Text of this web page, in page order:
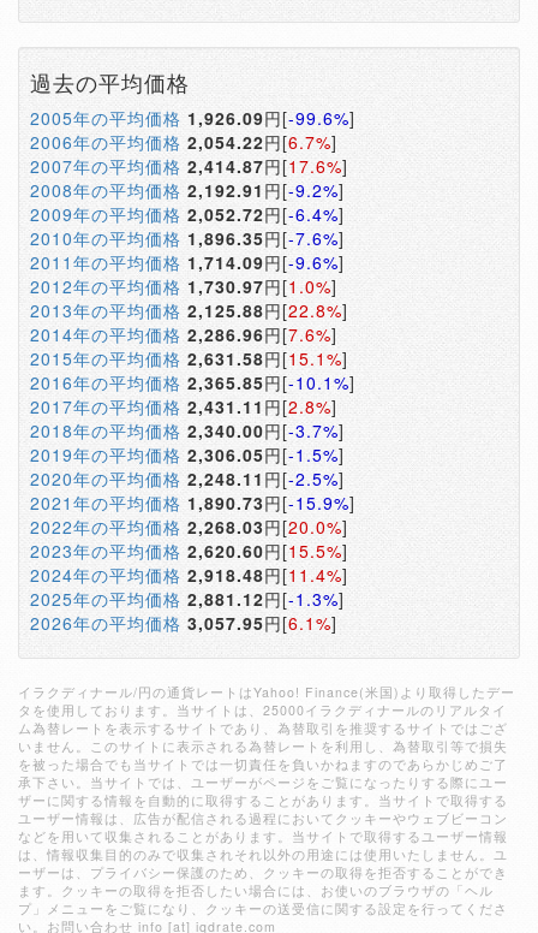
過去の平均価格
2005年の平均価格 1,926.09円[-99.6%]
2006年の平均価格 2,054.22円[6.7%]
2007年の平均価格 2,414.87円[17.6%]
2008年の平均価格 2,192.91 円[-9.2%]
2009年の平均価格 2,052.72円[-6.4%]
2010年の平均価格 1,896.35円[-7.6%]
2011年の平均価格 1,714.09円[-9.6%]
2012年の平均価格 1,730.97円[1.0%]
2013年の平均価格 2,125.88円[22.8%]
2014年の平均価格 2,286.96円[7.6%]
2015年の平均価格 2,631.58円[15.1%]
2016年の平均価格 2,365.85円[-10.1%]
2017年の平均価格 2,431.11 円[2.8%]
2018年の平均価格 2,340.00円[-3.7%]
2019年の平均価格 2,306.05円[-1.5%]
2020年の平均価格 2,248.11 円[-2.5%]
2021年の平均価格 1,890.73円[-15.9%]
2022年の平均価格 2,268.03円[20.0%]
2023年の平均価格 2,620.60円[15.5%]
2024年の平均価格 2,918.48円[11.4%]
2025年の平均価格 2,881.12円[-1.3%]
2026年の平均価格 3,057.95円[6.1%]
イラクディナール/円の通貨レートはYahoo! Finance(米国)より取得したデー
タを使用しております。当サイトは、25000イラクディナールのリアルタイ
ム為替レートを表示するサイトであり、為替取引を推奨するサイトではござ
いません。このサイトに表示される為替レートを利用し、為替取引等で損失
を被った場合でも当サイトでは一切責任を負いかねますのであらかじめご了
承下さい。当サイトでは、ユーザーがページをご覧になったりする際にユー
ザーに関する情報を自動的に取得することがあります。当サイトで取得する
ユーザー情報は、広告が配信される過程においてクッキーやウェブビーコン
などを用いて収集されることがあります。当サイトで取得するユーザー情報
は、情報収集目的のみで収集されそれ以外の用途には使用いたしません。ユ
ーザーは、プライバシー保護のため、クッキーの取得を拒否することができ
ます。クッキーの取得を拒否したい場合には、お使いのブラウザの「ヘル
プ」メニューをご覧になり、クッキーの送受信に関する設定を行ってくださ
い。お問い合わせ info [at] iqdrate.com